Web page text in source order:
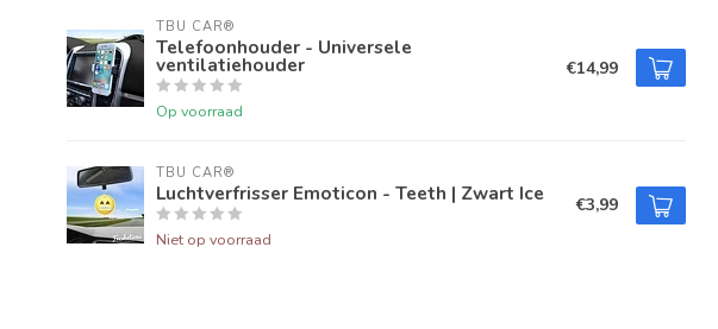
TBU CAR®
Telefoonhouder - Universele
ventilatiehouder
Op voorraad
€14,99
TBU CAR®
Luchtverfrisser Emoticon - Teeth | Zwart Ice
Niet op voorraad
€3,99